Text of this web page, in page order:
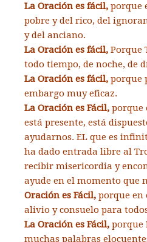
La Oración es fácil, porque
pobre y del rico, del
y del anciano.
La Oración es fácil, Porque
todo tiempo, de noche, de
La Oración es fácil, porque
embargo muy eficaz.
La Oración es Fácil, porque
está presente, está
ayudarnos. EL que es
ha dado entrada libre al
recibir misericordia y
ayude en el momento que
Oración es Fácil, porque en
alivio y consuelo para
La Oración es Fácil, porque
muchas palabras